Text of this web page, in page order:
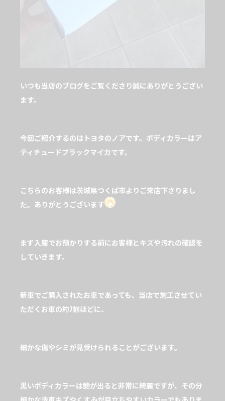
いつも当店のブログをご覧くださり誠にありがとうござい
ます。
今回ご紹介するのはトヨタのノアです。ボディカラーはア
ティチュードブラックマイカです。
こちらのお客様は茨城県つくば市よりご来店下さりまし
た。ありがとうございます
まず入庫でお預かりする前にお客様とキズや汚れの確認を
していきます。
新車でご購入されたお車であっても、当店で施工させてい
ただくお車の約7割ほどに、
細かな傷やシミが見受けられることがございます。
黒いボディカラーは艶が出ると非常に綺麗ですが、その分